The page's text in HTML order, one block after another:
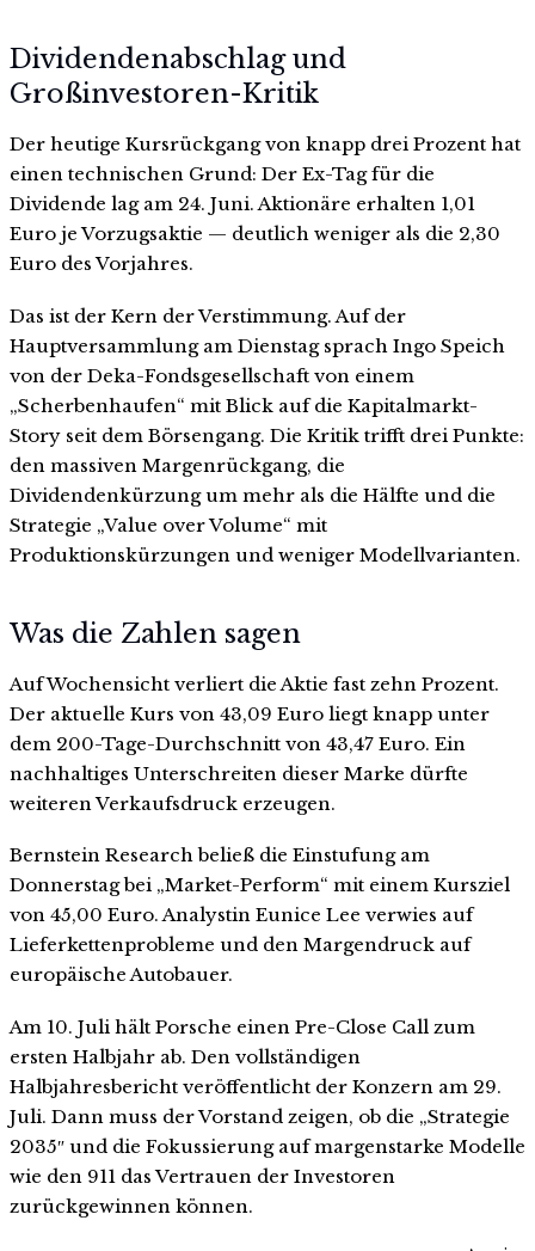
Dividendenabschlag und
Großinvestoren-Kritik
Der heutige Kursrückgang von knapp drei Prozent hat
einen technischen Grund: Der Ex-Tag für die
Dividende lag am 24. Juni. Aktionäre erhalten 1,01
Euro je Vorzugsaktie — deutlich weniger als die 2,30
Euro des Vorjahres.
Das ist der Kern der Verstimmung. Auf der
Hauptversammlung am Dienstag sprach Ingo Speich
von der Deka-Fondsgesellschaft von einem
„Scherbenhaufen“ mit Blick auf die Kapitalmarkt-
Story seit dem Börsengang. Die Kritik trifft drei Punkte:
den massiven Margenrückgang, die
Dividendenkürzung um mehr als die Hälfte und die
Strategie „Value over Volume“ mit
Produktionskürzungen und weniger Modellvarianten.
Was die Zahlen sagen
Auf Wochensicht verliert die Aktie fast zehn Prozent.
Der aktuelle Kurs von 43,09 Euro liegt knapp unter
dem 200-Tage-Durchschnitt von 43,47 Euro. Ein
nachhaltiges Unterschreiten dieser Marke dürfte
weiteren Verkaufsdruck erzeugen.
Bernstein Research beließ die Einstufung am
Donnerstag bei „Market-Perform“ mit einem Kursziel
von 45,00 Euro. Analystin Eunice Lee verwies auf
Lieferkettenprobleme und den Margendruck auf
europäische Autobauer.
Am 10. Juli hält Porsche einen Pre-Close Call zum
ersten Halbjahr ab. Den vollständigen
Halbjahresbericht veröffentlicht der Konzern am 29.
Juli. Dann muss der Vorstand zeigen, ob die „Strategie
2035″ und die Fokussierung auf margenstarke Modelle
wie den 911 das Vertrauen der Investoren
zurückgewinnen können.